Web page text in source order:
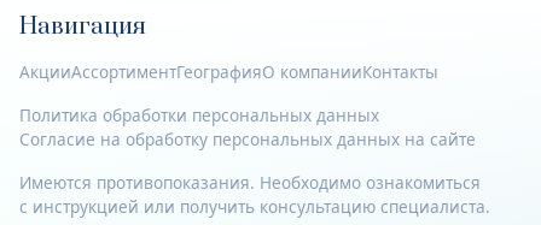
Навигация
АкцииАссортиментГеографияО компанииКонтакты
Политика обработки персональных данных
Согласие на обработку персональных данных на сайте
Имеются противопоказания. Необходимо ознакомиться
с инструкцией или получить консультацию специалиста.